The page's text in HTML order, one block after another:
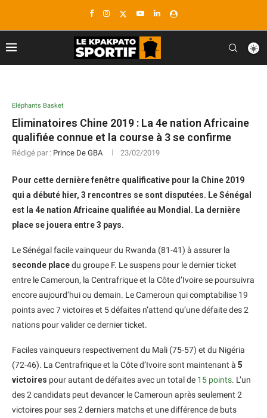
Eléphants Basket
Eliminatoires Chine 2019 : La 4e nation Africaine
qualifiée connue et la course à 3 se confirme
Rédigé par : Prince De GBA 23/02/2019
Pour cette dernière fenêtre qualificative pour la Chine 2019
qui a débuté hier, 3 rencontres se sont disputées. Le Sénégal
est la 4e nation Africaine qualifiée au Mondial. La dernière
place se jouera entre 3 pays.
Le Sénégal facile vainqueur du Rwanda (81-41) à assurer la
seconde placedu groupe F. Le suspens pour le dernier ticket
entre le Cameroun, la Centrafrique et la Côte d’Ivoire se poursuivra
encore aujourd’hui ou demain. Le Cameroun qui comptabilise 19
points avec 7 victoires et 5 défaites n’attend qu’une défaite des 2
nations pour valider ce dernier ticket.
Faciles vainqueurs respectivement du Mali (75-57) et du Nigéria
(72-46). La Centrafrique et la Côte d’Ivoire sont maintenant à 5
victoires pour autant de défaites avec un total de 15 points. L’un
des 2 candidats peut devancer le Cameroun après seulement 2
victoires pour ses 2 derniers matchs et une différence de buts